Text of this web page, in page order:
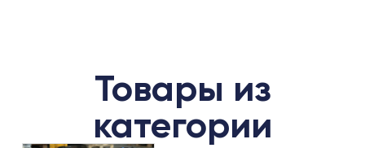
Товары из
категории